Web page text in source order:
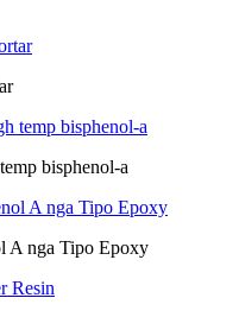
bisphenol-a
A nga Tipo Epoxy